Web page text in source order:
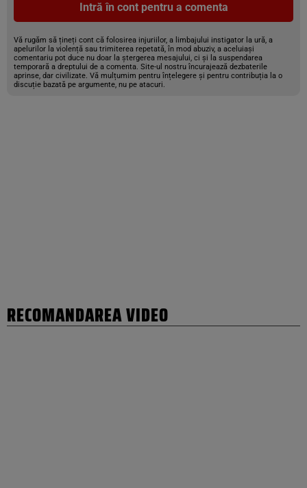
Intră în cont pentru a comenta
Vă rugăm să țineți cont că folosirea injuriilor, a limbajului instigator la ură, a
apelurilor la violență sau trimiterea repetată, în mod abuziv, a aceluiași
comentariu pot duce nu doar la ștergerea mesajului, ci și la suspendarea
temporară a dreptului de a comenta. Site-ul nostru încurajează dezbaterile
aprinse, dar civilizate. Vă mulțumim pentru înțelegere și pentru contribuția la o
discuție bazată pe argumente, nu pe atacuri.
RECOMANDAREA VIDEO